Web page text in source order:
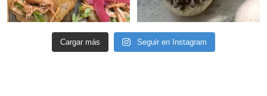
Cargar más Seguir en Instagram